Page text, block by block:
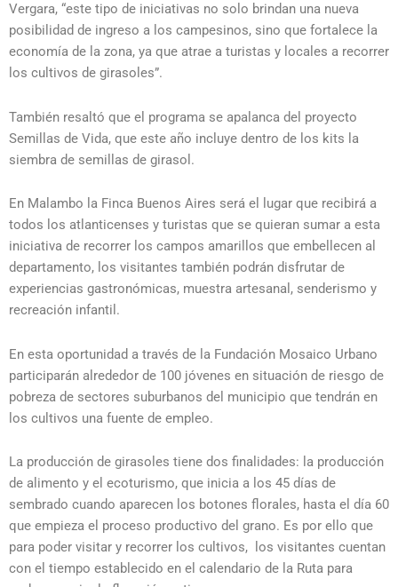
Vergara, “este tipo de iniciativas no solo brindan una nueva
posibilidad de ingreso a los campesinos, sino que fortalece la
economía de la zona, ya que atrae a turistas y locales a recorrer
los cultivos de girasoles”.
También resaltó que el programa se apalanca del proyecto
Semillas de Vida, que este año incluye dentro de los kits la
siembra de semillas de girasol.
En Malambo la Finca Buenos Aires será el lugar que recibirá a
todos los atlanticenses y turistas que se quieran sumar a esta
iniciativa de recorrer los campos amarillos que embellecen al
departamento, los visitantes también podrán disfrutar de
experiencias gastronómicas, muestra artesanal, senderismo y
recreación infantil.
En esta oportunidad a través de la Fundación Mosaico Urbano
participarán alrededor de 100 jóvenes en situación de riesgo de
pobreza de sectores suburbanos del municipio que tendrán en
los cultivos una fuente de empleo.
La producción de girasoles tiene dos finalidades: la producción
de alimento y el ecoturismo, que inicia a los 45 días de
sembrado cuando aparecen los botones florales, hasta el día 60
que empieza el proceso productivo del grano. Es por ello que
para poder visitar y recorrer los cultivos, los visitantes cuentan
con el tiempo establecido en el calendario de la Ruta para